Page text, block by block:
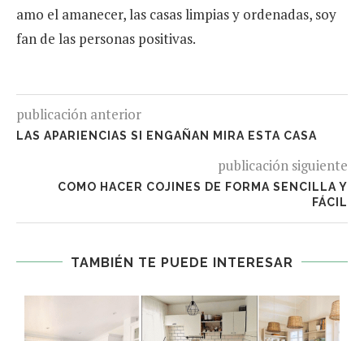
amo el amanecer, las casas limpias y ordenadas, soy
fan de las personas positivas.
publicación anterior
LAS APARIENCIAS SI ENGAÑAN MIRA ESTA CASA
publicación siguiente
COMO HACER COJINES DE FORMA SENCILLA Y
FÁCIL
TAMBIÉN TE PUEDE INTERESAR